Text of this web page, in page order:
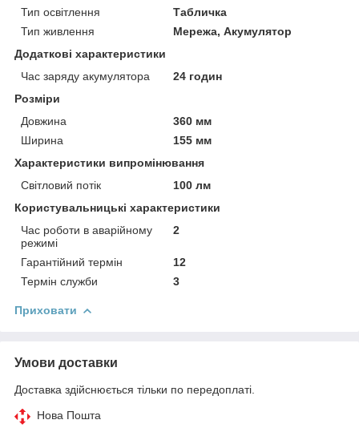
Тип освітлення
Табличка
Тип живлення
Мережа, Акумулятор
Додаткові характеристики
Час заряду акумулятора
24 годин
Розміри
Довжина
360 мм
Ширина
155 мм
Характеристики випромінювання
Світловий потік
100 лм
Користувальницькі характеристики
Час роботи в аварійному
режимі
2
Гарантійний термін
12
Термін служби
3
Приховати
Умови доставки
Доставка здійснюється тільки по передоплаті.
Нова Пошта